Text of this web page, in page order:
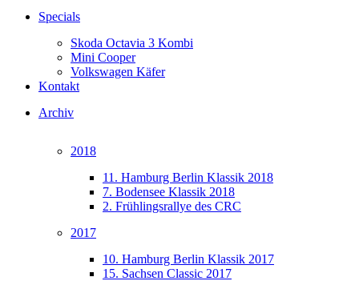
Specials
Skoda Octavia 3 Kombi
Mini Cooper
Volkswagen Käfer
Kontakt
Archiv
2018
11. Hamburg Berlin Klassik 2018
7. Bodensee Klassik 2018
2. Frühlingsrallye des CRC
2017
10. Hamburg Berlin Klassik 2017
15. Sachsen Classic 2017